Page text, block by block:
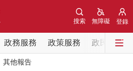
登錄
無障礙
搜索
政務服務 政策服務 政民互動
國務院資訊
其他報告